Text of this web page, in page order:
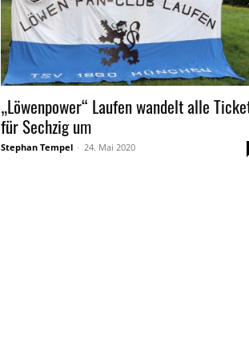
„Löwenpower“ Laufen wandelt alle
für Sechzig um
Stephan Tempel - 24. Mai 2020